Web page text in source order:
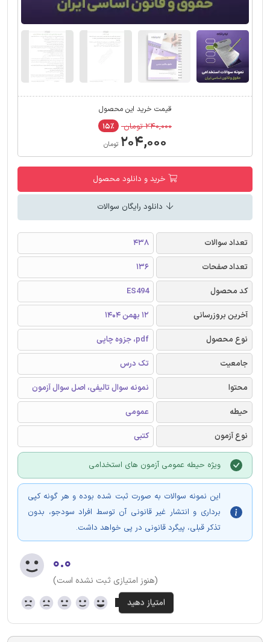
قیمت خرید این محصول
۲۴۰,۰۰۰ تومان ۱۵٪
۲۰۴,۰۰۰ تومان
خرید و دانلود محصول
دانلود رایگان سوالات
تعداد سوالات
438
تعداد صفحات
136
کد محصول
ES494
آخرین بروزرسانی
12 بهمن 1404
نوع محصول
pdf، جزوه چاپی
جامعیت
تک درس
محتوا
نمونه سوال تالیفی، اصل سوال آزمون
حیطه
عمومی
نوع آزمون
کتبی
ویژه حیطه عمومی آزمون های استخدامی
این نمونه سوالات به صورت ثبت شده بوده و هر گونه کپی
برداری و انتشار غیر قانونی آن توسط افراد سودجو، بدون
تذکر قبلی، پیگرد قانونی در پی خواهد داشت.
۰.۰
(هنوز امتیازی ثبت نشده است)